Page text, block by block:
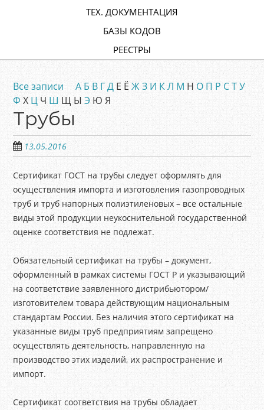
ТЕХ. ДОКУМЕНТАЦИЯ
БАЗЫ КОДОВ
РЕЕСТРЫ
Все записи А Б В Г Д Е ЁЖ З И К Л М Н О П Р С Т У
Ф ХЦ ЧШЩ ЫЭ Ю Я
Трубы
13.05.2016
Сертификат ГОСТ на трубы следует оформлять для
осуществления импорта и изготовления газопроводных
труб и труб напорных полиэтиленовых – все остальные
виды этой продукции неукоснительной государственной
оценке соответствия не подлежат.
Обязательный сертификат на трубы – документ,
оформленный в рамках системы ГОСТ Р и указывающий
на соответствие заявленного дистрибьютором/
изготовителем товара действующим национальным
стандартам России. Без наличия этого сертификат на
указанные виды труб предприятиям запрещено
осуществлять деятельность, направленную на
производство этих изделий, их распространение и
импорт.
Сертификат соответствия на трубы обладает